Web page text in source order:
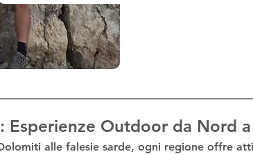
Outdoor da Nord a
alle falesie sarde, ogni regione offre